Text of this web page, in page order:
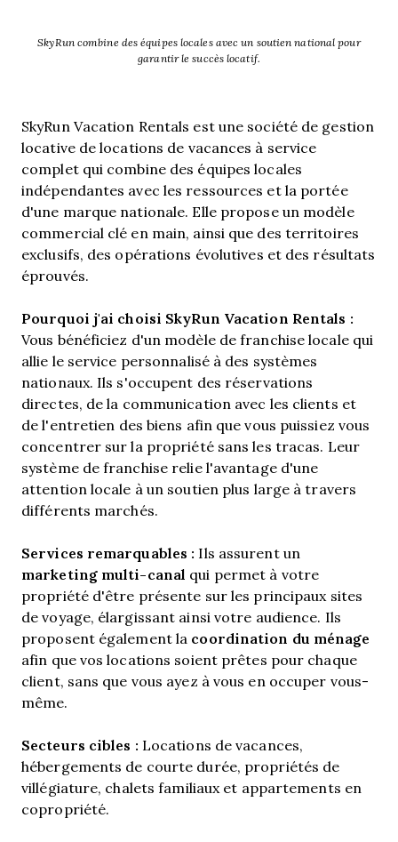
SkyRun combine des équipes locales avec un soutien national pour
garantir le succès locatif.
SkyRun Vacation Rentals est une société de gestion
locative de locations de vacances à service
complet qui combine des équipes locales
indépendantes avec les ressources et la portée
d'une marque nationale. Elle propose un modèle
commercial clé en main, ainsi que des territoires
exclusifs, des opérations évolutives et des résultats
éprouvés.
Pourquoi j'ai choisi SkyRun Vacation Rentals :
Vous bénéficiez d'un modèle de franchise locale qui
allie le service personnalisé à des systèmes
nationaux. Ils s'occupent des réservations
directes, de la communication avec les clients et
de l'entretien des biens afin que vous puissiez vous
concentrer sur la propriété sans les tracas. Leur
système de franchise relie l'avantage d'une
attention locale à un soutien plus large à travers
différents marchés.
Services remarquables : Ils assurent un
marketing multi-canal qui permet à votre
propriété d'être présente sur les principaux sites
de voyage, élargissant ainsi votre audience. Ils
proposent également la coordination du ménage
afin que vos locations soient prêtes pour chaque
client, sans que vous ayez à vous en occuper vous-
même.
Secteurs cibles : Locations de vacances,
hébergements de courte durée, propriétés de
villégiature, chalets familiaux et appartements en
copropriété.